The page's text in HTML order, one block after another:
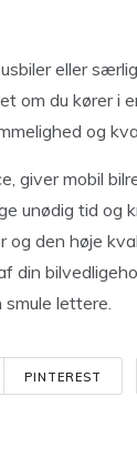
eller
om du kører i
og
giver mobil
unødig tid og
den høje
din
smule lettere.
PINTEREST